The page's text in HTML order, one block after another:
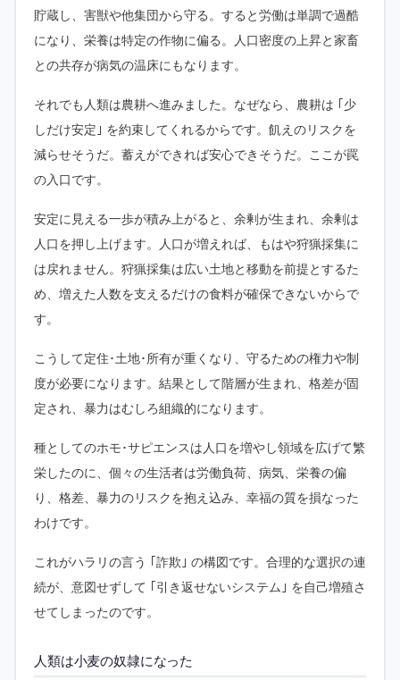
貯蔵し、害獣や他集団から守る。すると労働は単調で過酷
になり、栄養は特定の作物に偏る。人口密度の上昇と家畜
との共存が病気の温床にもなります。
それでも人類は農耕へ進みました。なぜなら、農耕は ｢少
しだけ安定｣ を約束してくれるからです。飢えのリスクを
減らせそうだ。蓄えができれば安心できそうだ。ここが罠
の入口です。
安定に見える一歩が積み上がると、余剰が生まれ、余剰は
人口を押し上げます。人口が増えれば、もはや狩猟採集に
は戻れません。狩猟採集は広い土地と移動を前提とするた
め、増えた人数を支えるだけの食料が確保できないからで
す。
こうして定住･土地･所有が重くなり、守るための権力や制
度が必要になります。結果として階層が生まれ、格差が固
定され、暴力はむしろ組織的になります。
種としてのホモ･サピエンスは人口を増やし領域を広げて繁
栄したのに、個々の生活者は労働負荷、病気、栄養の偏
り、格差、暴力のリスクを抱え込み、幸福の質を損なった
わけです。
これがハラリの言う ｢詐欺｣ の構図です。合理的な選択の連
続が、意図せずして ｢引き返せないシステム｣ を自己増殖さ
せてしまったのです。
人類は小麦の奴隷になった